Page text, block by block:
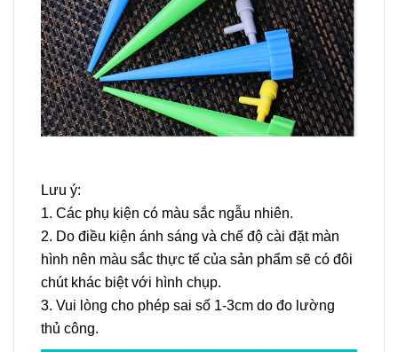
Lưu ý:
1. Các phụ kiện có màu sắc ngẫu nhiên.
2. Do điều kiện ánh sáng và chế độ cài đặt màn
hình nên màu sắc thực tế của sản phẩm sẽ có đôi
chút khác biệt với hình chụp.
3. Vui lòng cho phép sai số 1-3cm do đo lường
thủ công.